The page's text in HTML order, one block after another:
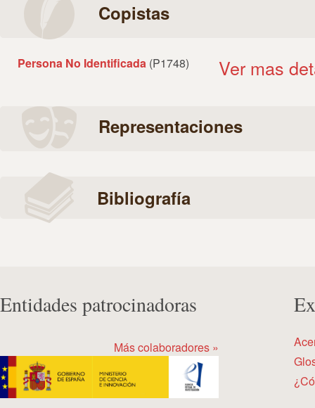
Copistas
Persona No Identificada (P1748) Ver mas
Representaciones
Bibliografía
Entidades patrocinadoras
Más colaboradores »